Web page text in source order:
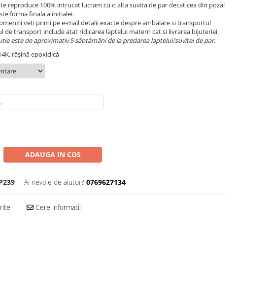
reproduce 100% intrucat lucram cu o alta suvita de par decat cea din poza!
forma finala a initialei.
veti primi pe e-mail detalii exacte despre ambalare si transportul
de transport include atat ridicarea laptelui matern cat si livrarea bijuteriei.
este de aproximativ 5 săptămâni de la predarea laptelui/suvitei de par.
rășină epoxidică
ADAUGA IN COS
Ai nevoie de ajutor? 0769627134
Cere informatii